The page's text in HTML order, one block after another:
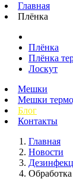
Главная
Плёнка
Плёнка
Плёнка
Лоскут
Мешки
Мешки
Блог
Контакты
Главная
Новости